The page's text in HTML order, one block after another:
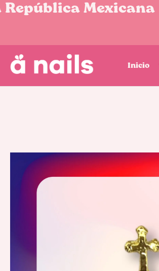
Mexicana
Inicio